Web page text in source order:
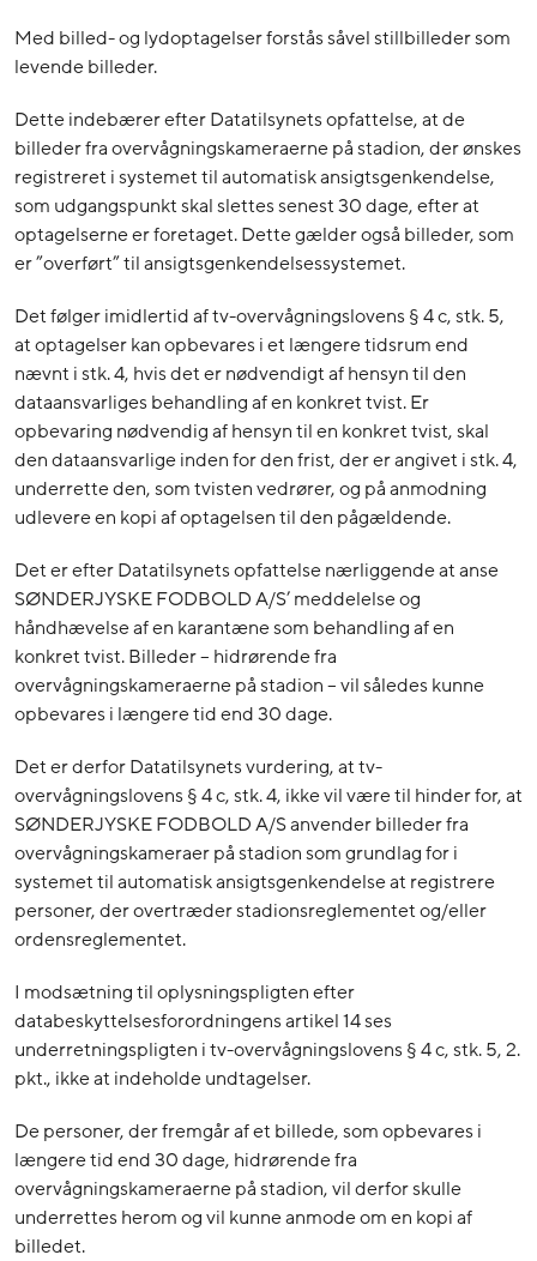
Med billed- og lydoptagelser forstås såvel stillbilleder som
levende billeder.
Dette indebærer efter Datatilsynets opfattelse, at de
billeder fra overvågningskameraerne på stadion, der ønskes
registreret i systemet til automatisk ansigtsgenkendelse,
som udgangspunkt skal slettes senest 30 dage, efter at
optagelserne er foretaget. Dette gælder også billeder, som
er ”overført” til ansigtsgenkendelsessystemet.
Det følger imidlertid af tv-overvågningslovens § 4 c, stk. 5,
at optagelser kan opbevares i et længere tidsrum end
nævnt i stk. 4, hvis det er nødvendigt af hensyn til den
dataansvarliges behandling af en konkret tvist. Er
opbevaring nødvendig af hensyn til en konkret tvist, skal
den dataansvarlige inden for den frist, der er angivet i stk. 4,
underrette den, som tvisten vedrører, og på anmodning
udlevere en kopi af optagelsen til den pågældende.
Det er efter Datatilsynets opfattelse nærliggende at anse
SØNDERJYSKE FODBOLD A/S’ meddelelse og
håndhævelse af en karantæne som behandling af en
konkret tvist. Billeder – hidrørende fra
overvågningskameraerne på stadion – vil således kunne
opbevares i længere tid end 30 dage.
Det er derfor Datatilsynets vurdering, at tv-
overvågningslovens § 4 c, stk. 4, ikke vil være til hinder for, at
SØNDERJYSKE FODBOLD A/S anvender billeder fra
overvågningskameraer på stadion som grundlag for i
systemet til automatisk ansigtsgenkendelse at registrere
personer, der overtræder stadionsreglementet og/eller
ordensreglementet.
I modsætning til oplysningspligten efter
databeskyttelsesforordningens artikel 14 ses
underretningspligten i tv-overvågningslovens § 4 c, stk. 5, 2.
pkt., ikke at indeholde undtagelser.
De personer, der fremgår af et billede, som opbevares i
længere tid end 30 dage, hidrørende fra
overvågningskameraerne på stadion, vil derfor skulle
underrettes herom og vil kunne anmode om en kopi af
billedet.